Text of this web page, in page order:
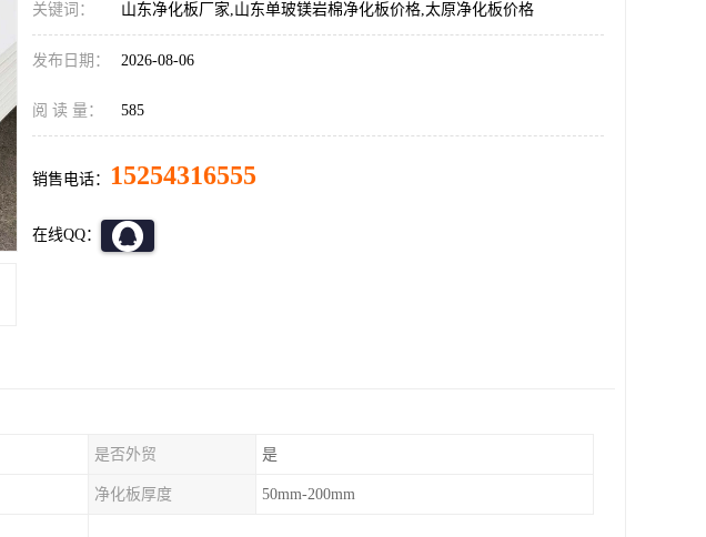
关键词： 山东净化板厂家,山东单玻镁岩棉净化板价格,太原净化板价格
发布日期： 2026-08-06
阅 读 量： 585
销售电话： 15254316555
在线QQ：
是否外贸 是
净化板厚度 50mm-200mm